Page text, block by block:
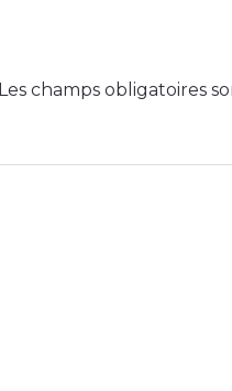
Les champs obligatoires